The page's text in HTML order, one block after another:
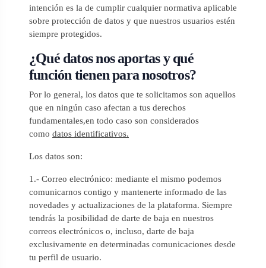
intención es la de cumplir cualquier normativa aplicable
sobre protección de datos y que nuestros usuarios estén
siempre protegidos.
¿Qué datos nos aportas y qué
función tienen para nosotros?
Por lo general, los datos que te solicitamos son aquellos
que en ningún caso afectan a tus derechos
fundamentales,en todo caso son considerados
como datos identificativos.
Los datos son:
1.- Correo electrónico: mediante el mismo podemos
comunicarnos contigo y mantenerte informado de las
novedades y actualizaciones de la plataforma. Siempre
tendrás la posibilidad de darte de baja en nuestros
correos electrónicos o, incluso, darte de baja
exclusivamente en determinadas comunicaciones desde
tu perfil de usuario.